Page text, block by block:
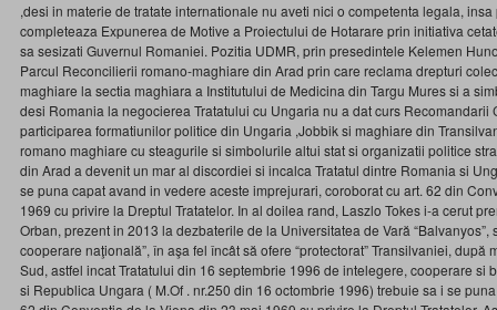
,desi in materie de tratate internationale nu aveti nici o competenta legala,
completeaza Expunerea de Motive a Proiectului de Hotarare prin initiativa
sa sesizati Guvernul Romaniei. Pozitia UDMR, prin presedintele Kelemen
Parcul Reconcilierii romano-maghiare din Arad prin care reclama drepturi
maghiare la sectia maghiara a Institutului de Medicina din Targu Mures si a
desi Romania la negocierea Tratatului cu Ungaria nu a dat curs
participarea formatiunilor politice din Ungaria ,Jobbik si maghiare din
romano maghiare cu steagurile si simbolurile altui stat si organizatii politice
din Arad a devenit un mar al discordiei si incalca Tratatul dintre Romania si
se puna capat avand in vedere aceste imprejurari, coroborat cu art. 62 din
1969 cu privire la Dreptul Tratatelor. In al doilea rand, Laszlo Tokes i-a cerut
Orban, prezent in 2013 la dezbaterile de la Universitatea de Vară “Balvanyos”,
cooperare naţională”, în aşa fel încât să ofere “protectorat” Transilvaniei, după
Sud, astfel incat Tratatului din 16 septembrie 1996 de intelegere, cooperare si
si Republica Ungara ( M.Of . nr.250 din 16 octombrie 1996) trebuie sa i se